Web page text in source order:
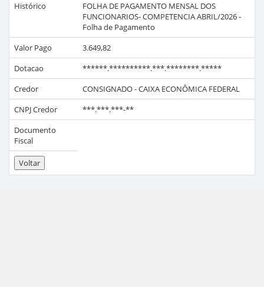
Histórico
FOLHA DE PAGAMENTO MENSAL DOS
FUNCIONARIOS- COMPETENCIA ABRIL/2026 -
Folha de Pagamento
Valor Pago
3.649,82
Dotacao
******.**********.***.********.*****
Credor
CONSIGNADO - CAIXA ECONÔMICA FEDERAL
CNPJ Credor
***.***.***-**
Documento
Fiscal